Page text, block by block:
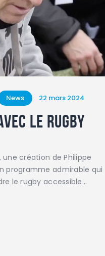
News 22 mars 2024
le Rugby
une création de Philippe
programme admirable qui
le rugby accessible…